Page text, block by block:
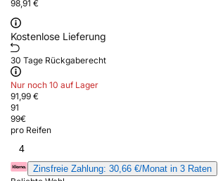
98,91 €
Kostenlose Lieferung
30 Tage Rückgaberecht
Nur noch 10 auf Lager
91,99 €
91
99€
pro Reifen
4
Zinsfreie Zahlung: 30,66 €/Monat in 3 Raten